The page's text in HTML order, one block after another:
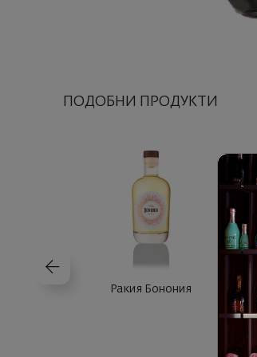
ПОДОБНИ ПРОДУКТИ
Ракия Бонония